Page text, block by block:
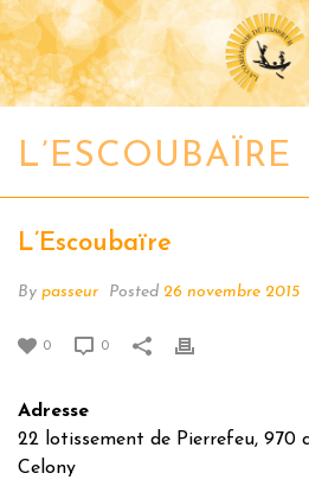
L’ESCOUBAÏRE
L’Escoubaïre
By passeur Posted 26 novembre 2015
0 0
Adresse
22 lotissement de Pierrefeu, 970
Celony